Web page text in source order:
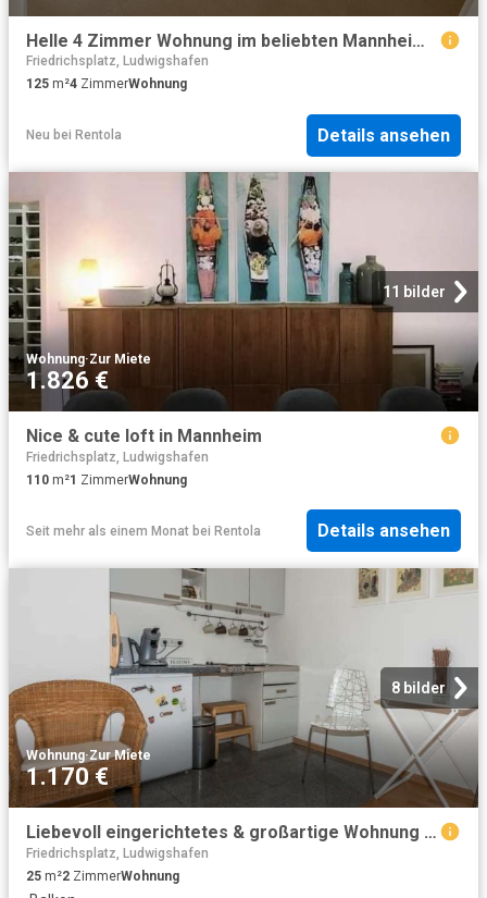
Helle 4 Zimmer Wohnung im beliebten Mannheimer Lindenhof
Friedrichsplatz, Ludwigshafen
125 m²4 ZimmerWohnung
Neu bei Rentola Details ansehen
11 bilder
Wohnung·Zur Miete
1.826 €
Nice & cute loft in Mannheim
Friedrichsplatz, Ludwigshafen
110 m²1 ZimmerWohnung
Seit mehr als einem Monat bei Rentola Details ansehen
8 bilder
Wohnung·Zur Miete
1.170 €
Liebevoll eingerichtetes & großartige Wohnung mit Balkon in der besten Lage Mannheims
Friedrichsplatz, Ludwigshafen
25 m²2 ZimmerWohnung